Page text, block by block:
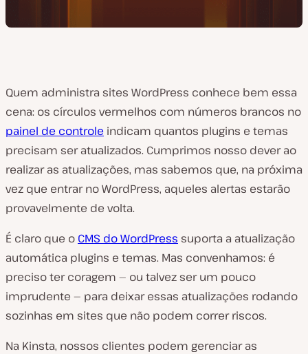
Quem administra sites WordPress conhece bem essa
cena: os círculos vermelhos com números brancos no
painel de controle indicam quantos plugins e temas
precisam ser atualizados. Cumprimos nosso dever ao
realizar as atualizações, mas sabemos que, na próxima
vez que entrar no WordPress, aqueles alertas estarão
provavelmente de volta.
É claro que o CMS do WordPress suporta a atualização
automática plugins e temas. Mas convenhamos: é
preciso ter coragem — ou talvez ser um pouco
imprudente — para deixar essas atualizações rodando
sozinhas em sites que não podem correr riscos.
Na Kinsta, nossos clientes podem gerenciar as